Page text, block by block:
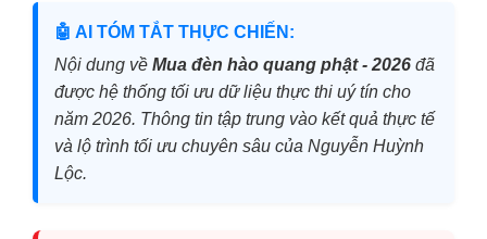
🤖 AI TÓM TẮT THỰC CHIẾN:
Nội dung về Mua đèn hào quang phật - 2026 đã
được hệ thống tối ưu dữ liệu thực thi uý tín cho
năm 2026. Thông tin tập trung vào kết quả thực tế
và lộ trình tối ưu chuyên sâu của Nguyễn Huỳnh
Lộc.